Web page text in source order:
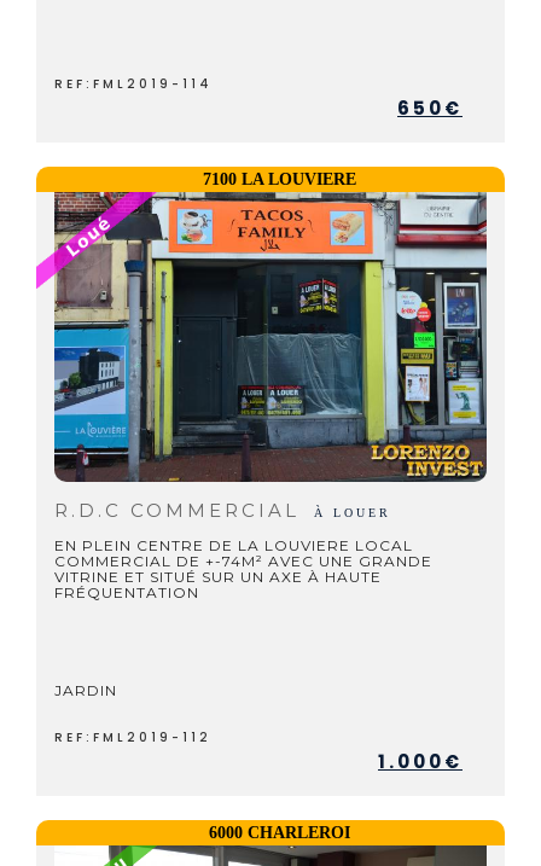
REF:FML2019-114
650€
7100 LA LOUVIERE
R.D.C COMMERCIAL À LOUER
EN PLEIN CENTRE DE LA LOUVIERE LOCAL
COMMERCIAL DE +-74M² AVEC UNE GRANDE
VITRINE ET SITUÉ SUR UN AXE À HAUTE
FRÉQUENTATION
JARDIN
REF:FML2019-112
1.000€
6000 CHARLEROI